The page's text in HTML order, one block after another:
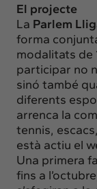
El projecte
La Parlem
forma
modalitats de
participar no
sinó també
diferents
arrenca la
tennis,
està actiu el
Una primera
fins a